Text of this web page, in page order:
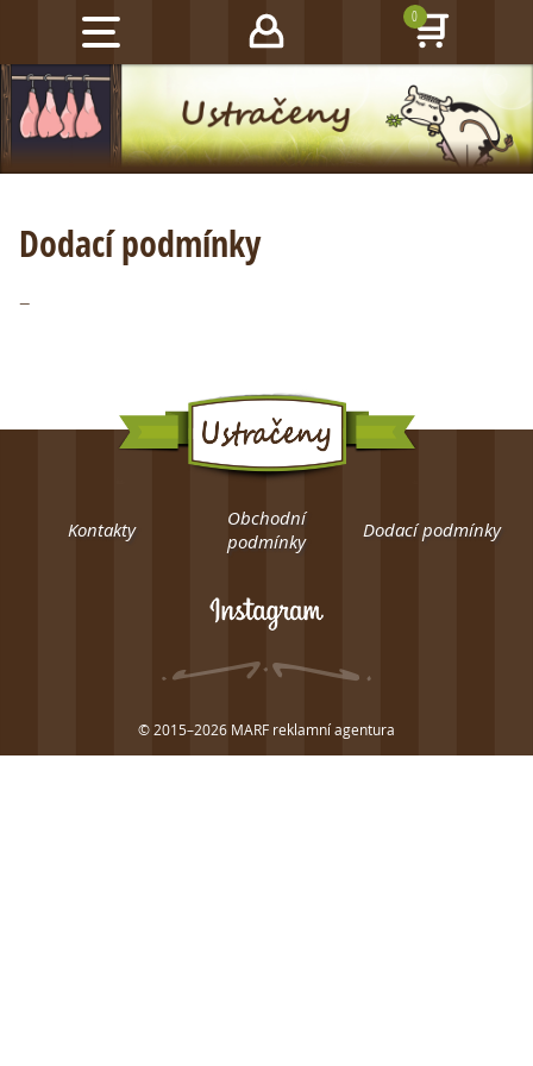
0
Dodací podmínky
–
Kontakty
Obchodní
podmínky
Dodací podmínky
© 2015–2026 MARF reklamní agentura